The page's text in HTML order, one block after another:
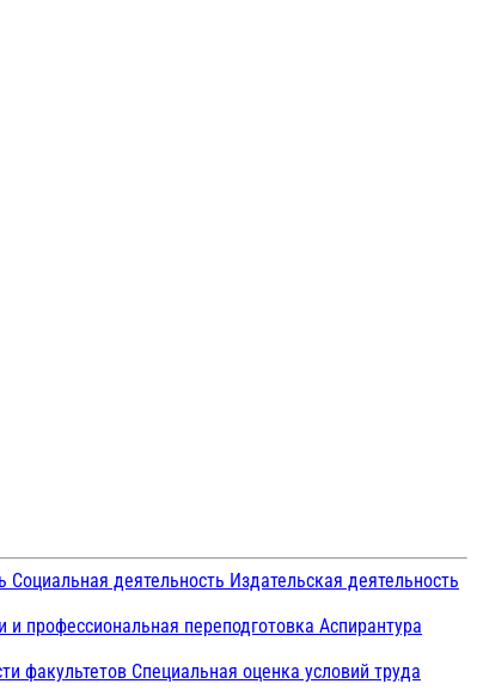
Социальная деятельность Издательская деятельность
профессиональная переподготовка Аспирантура
факультетов Специальная оценка условий труда